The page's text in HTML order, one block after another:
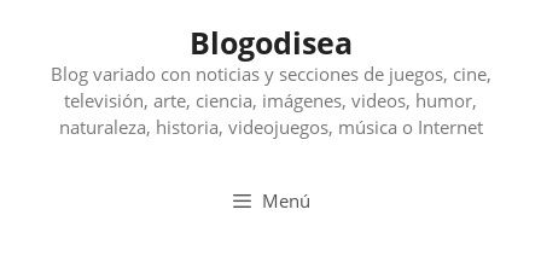
contenido
Blogodisea
Blog variado con noticias y secciones de juegos, cine,
televisión, arte, ciencia, imágenes, videos, humor,
naturaleza, historia, videojuegos, música o Internet
Menú